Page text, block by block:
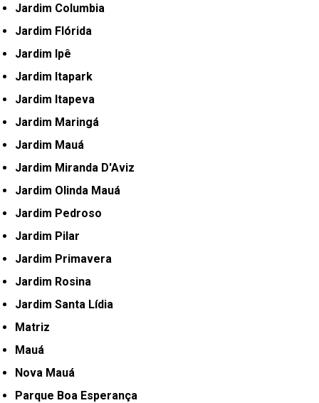
Jardim Columbia
Jardim Flórida
Jardim Ipê
Jardim Itapark
Jardim Itapeva
Jardim Maringá
Jardim Mauá
Jardim Miranda D'Aviz
Jardim Olinda Mauá
Jardim Pedroso
Jardim Pilar
Jardim Primavera
Jardim Rosina
Jardim Santa Lídia
Matriz
Mauá
Nova Mauá
Parque Boa Esperança